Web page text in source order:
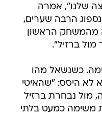
שלנו", אמרה
הרבה שערים,
מהמשחק הראשון
מול ברזיל".
כשנשאל מהו
לא היסס: "שהאיטי
מול נבחרת ברזיל
משימה כמעט בלתי